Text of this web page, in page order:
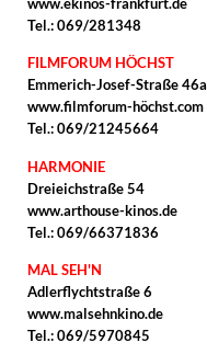
Tel.: 069/281348
FILMFORUM HÖCHST
Emmerich-Josef-Straße 46a
www.filmforum-höchst.com
Tel.: 069/21245664
HARMONIE
Dreieichstraße 54
www.arthouse-kinos.de
Tel.: 069/66371836
MAL SEH'N
Adlerflychtstraße 6
www.malsehnkino.de
Tel.: 069/5970845